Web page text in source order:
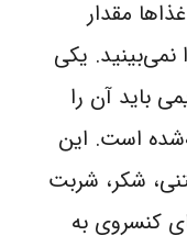
مقدار
نمی‌بینید. یکی
باید آن را
است. این
شکر، شربت
کنسروی به